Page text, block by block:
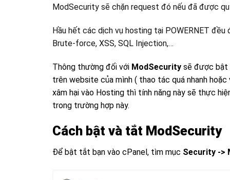
ModSecurity sẽ chặn request đó nếu đã được
Hầu hết các dịch vụ hosting tại POWERNET
Brute-force, XSS, SQL Injection,…
Thông thường đối với ModSecurity sẽ được bật
trên website của mình ( thao tác quá nhanh
xâm hại vào Hosting thì tính năng này sẽ thực
trong trường hợp này.
Cách bật và tắt ModSecurity
Để bật tắt bạn vào cPanel, tìm mục Security ->